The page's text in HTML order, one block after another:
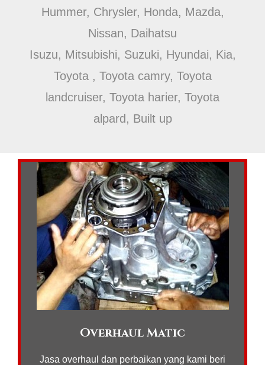
Hummer, Chrysler, Honda, Mazda,
Nissan, Daihatsu
Isuzu, Mitsubishi, Suzuki, Hyundai, Kia,
Toyota , Toyota camry, Toyota
landcruiser, Toyota harier, Toyota
alpard, Built up
Overhaul Matic
Jasa overhaul dan perbaikan yang kami beri